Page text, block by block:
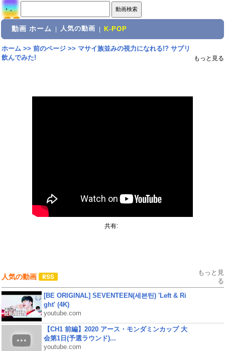
動画 ホーム 人気の動画 K-POP
ホーム>> 前のページ>> マサイ族並みの視力になれる!? サプリ
飲んでみた!
もっと見る
共有:
人気の動画
もっと見
る
[BE ORIGINAL] SEVENTEEN(세븐틴) 'Left & Ri
ght' (4K)
youtube.com
【CH1 前編】2020 アース・モンダミンカップ 大
会第1日(予選ラウンド)...
youtube.com